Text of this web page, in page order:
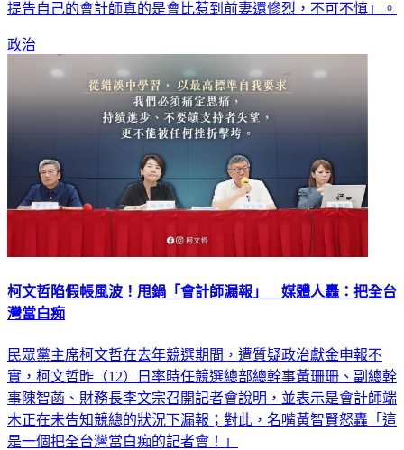
提告自己的會計師真的是會比惹到前妻還慘烈，不可不慎」。
政治
柯文哲陷假帳風波！甩鍋「會計師漏報」 媒體人轟：把全台
灣當白痴
民眾黨主席柯文哲在去年競選期間，遭質疑政治獻金申報不
實，柯文哲昨（12）日率時任競選總部總幹事黃珊珊、副總幹
事陳智菡、財務長李文宗召開記者會說明，並表示是會計師端
木正在未告知競總的狀況下漏報；對此，名嘴黃智賢怒轟「這
是一個把全台灣當白痴的記者會！」